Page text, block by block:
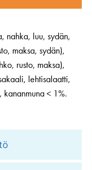
nahka, luu, sydän,
maksa, sydän),
rusto, maksa),
lehtisalaatti,
< 1%.